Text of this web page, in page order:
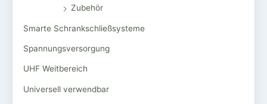
Zubehör
Smarte Schrankschließsysteme
Spannungsversorgung
UHF Weitbereich
Universell verwendbar